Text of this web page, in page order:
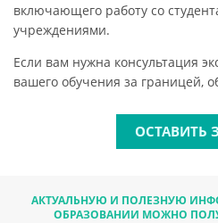
включающего работу со
учреждениями.
Если вам нужна консультация
вашего обучения за границей,
ОСТАВИТЬ
АКТУАЛЬНУЮ И ПОЛЕЗНУЮ
ОБРАЗОВАНИИ МОЖНО